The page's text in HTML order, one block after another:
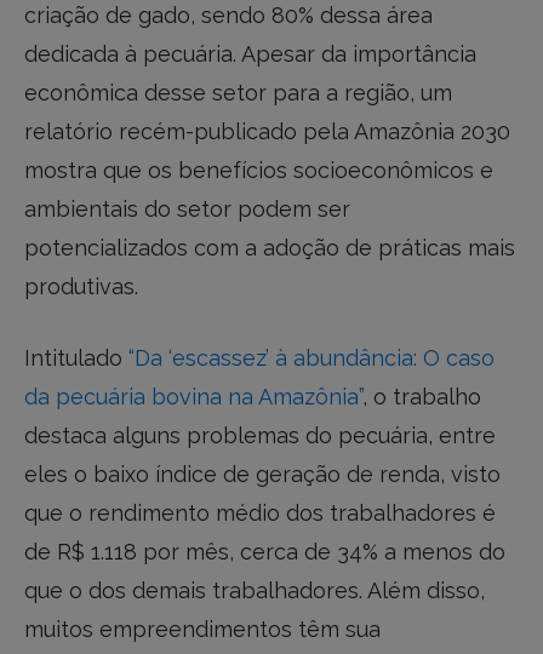
criação de gado, sendo 80% dessa área
dedicada à pecuária. Apesar da importância
econômica desse setor para a região, um
relatório recém-publicado pela Amazônia 2030
mostra que os benefícios socioeconômicos e
ambientais do setor podem ser
potencializados com a adoção de práticas mais
produtivas.
Intitulado “Da ‘escassez’ à abundância: O caso
da pecuária bovina na Amazônia”, o trabalho
destaca alguns problemas do pecuária, entre
eles o baixo índice de geração de renda, visto
que o rendimento médio dos trabalhadores é
de R$ 1.118 por mês, cerca de 34% a menos do
que o dos demais trabalhadores. Além disso,
muitos empreendimentos têm sua